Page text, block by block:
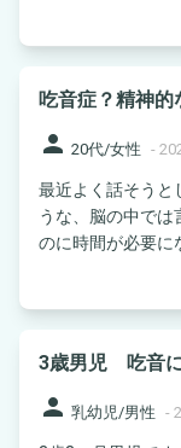
吃音症？精神的
person 20代/女性 -
最近よく話そうと
うな、脳の中では
のに時間が必要に
3歳男児 吃音
person 乳幼児/男性 -